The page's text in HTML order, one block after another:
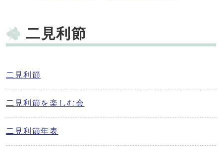
二見利節
二見利節
二見利節を楽しむ会
二見利節年表